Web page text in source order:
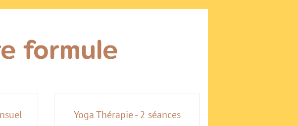
formule
Yoga Thérapie - 2 séances